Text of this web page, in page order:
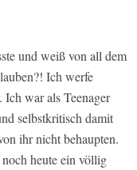
und weiß von all dem
Ich werfe
war als Teenager
selbstkritisch damit
ihr nicht behaupten.
heute ein völlig